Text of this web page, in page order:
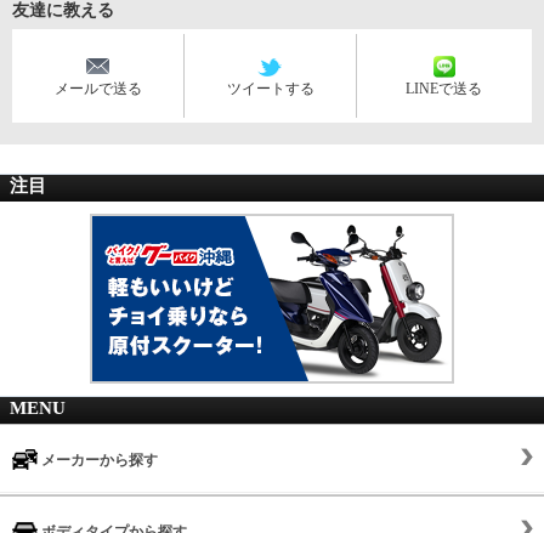
友達に教える
メールで送る ツイートする LINEで送る
注目
MENU
メーカーから探す